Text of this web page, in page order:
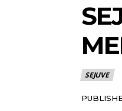
SEJUVE